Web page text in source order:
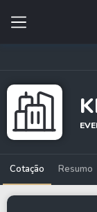
Cotação Resumo